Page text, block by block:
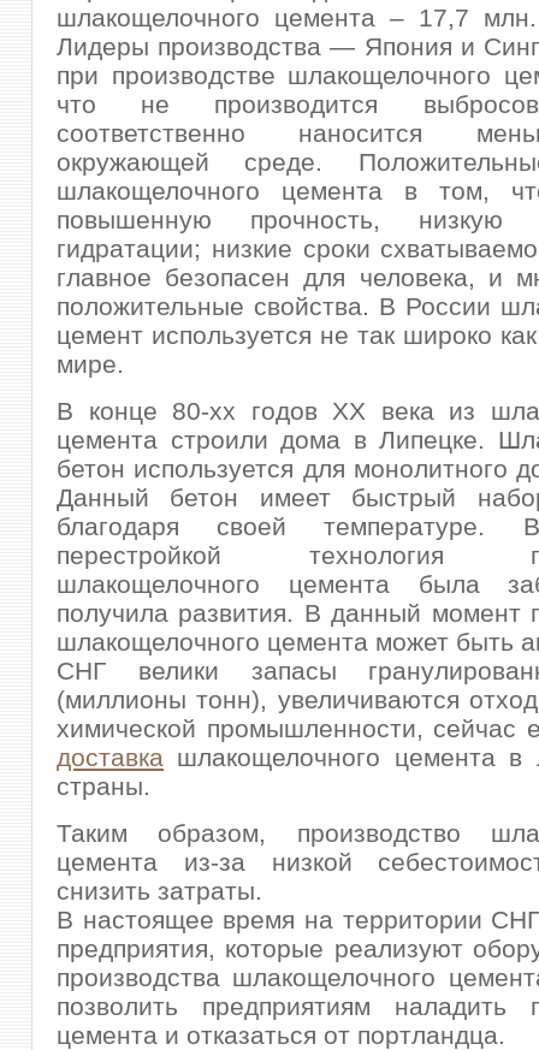
шлакощелочного цемента – 17,7
Лидеры производства — Япония и
при производстве шлакощелочного
что не производится
соответственно наносится
окружающей среде.
шлакощелочного цемента в том,
повышенную прочность, низкую
гидратации; низкие сроки
главное безопасен для человека, и
положительные свойства. В России
цемент используется не так широко
мире.
В конце 80-хх годов ХХ века из
цемента строили дома в Липецке.
бетон используется для монолитного
Данный бетон имеет быстрый
благодаря своей
перестройкой технология
шлакощелочного цемента была
получила развития. В данный момент
шлакощелочного цемента может быть
СНГ велики запасы
(миллионы тонн), увеличиваются
химической промышленности, сейчас
доставка шлакощелочного цемента в
страны.
Таким образом, производство
цемента из-за низкой
снизить затраты.
В настоящее время на территории
предприятия, которые реализуют
производства шлакощелочного
позволить предприятиям наладить
цемента и отказаться от портландца.